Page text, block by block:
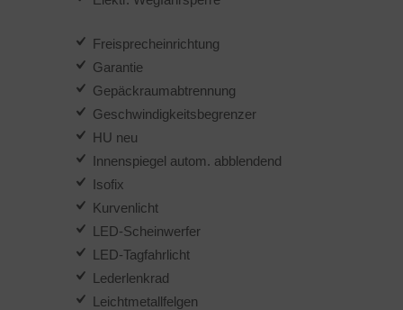
Freisprecheinrichtung
Garantie
Gepäckraumabtrennung
Geschwindigkeitsbegrenzer
HU neu
Innenspiegel autom. abblendend
Isofix
Kurvenlicht
LED-Scheinwerfer
LED-Tagfahrlicht
Lederlenkrad
Leichtmetallfelgen